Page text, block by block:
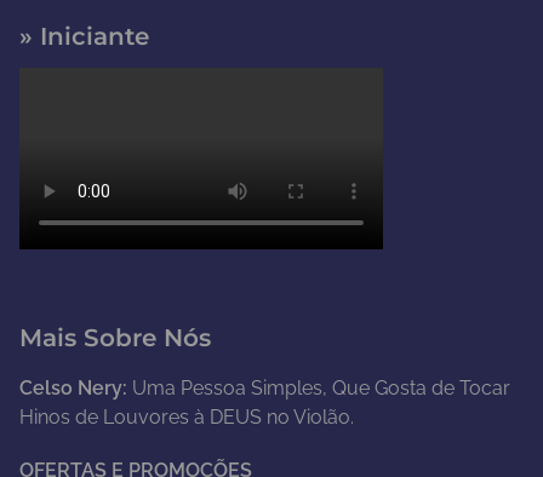
» Iniciante
Mais Sobre Nós
Celso Nery: Uma Pessoa Simples, Que Gosta de Tocar
Hinos de Louvores à DEUS no Violão.
OFERTAS E PROMOÇÕES